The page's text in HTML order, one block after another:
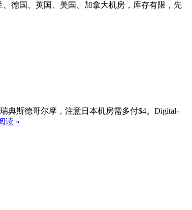
、德国、英国、美国、加拿大机房，库存有限，先
典斯德哥尔摩，注意日本机房需多付$4。Digital-
读 »